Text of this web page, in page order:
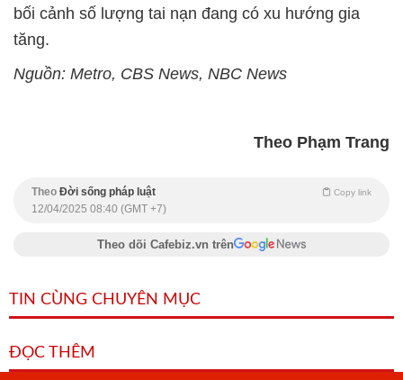
bối cảnh số lượng tai nạn đang có xu hướng gia
tăng.
Nguồn: Metro, CBS News, NBC News
Theo Phạm Trang
Theo Đời sống pháp luật Copy link
12/04/2025 08:40 (GMT +7)
Theo dõi Cafebiz.vn trên
TIN CÙNG CHUYÊN MỤC
ĐỌC THÊM